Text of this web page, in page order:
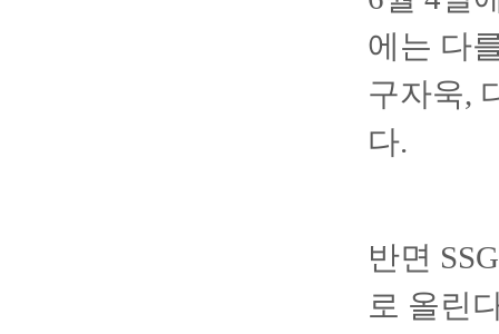
에는 다
구자욱,
다.
반면
로 올린